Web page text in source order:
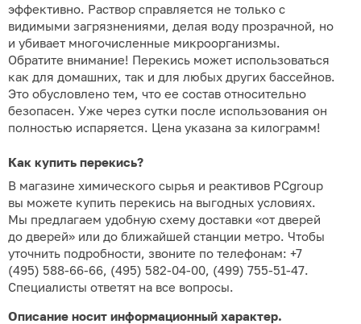
эффективно. Раствор справляется не только с
видимыми загрязнениями, делая воду прозрачной, но
и убивает многочисленные микроорганизмы.
Обратите внимание! Перекись может использоваться
как для домашних, так и для любых других бассейнов.
Это обусловлено тем, что ее состав относительно
безопасен. Уже через сутки после использования он
полностью испаряется. Цена указана за килограмм!
Как купить перекись?
В магазине химического сырья и реактивов PCgroup
вы можете купить перекись на выгодных условиях.
Мы предлагаем удобную схему доставки «от дверей
до дверей» или до ближайшей станции метро. Чтобы
уточнить подробности, звоните по телефонам: +7
(495) 588-66-66, (495) 582-04-00, (499) 755-51-47.
Специалисты ответят на все вопросы.
Описание носит информационный характер.